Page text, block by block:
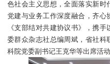
色社会主义思想，全面落实新时
党建与业务工作深度融合，齐
《支部结对共建协议书》，携
委群众杂志社总编周斌，省社科
科院党委副书记王克华等出席活动